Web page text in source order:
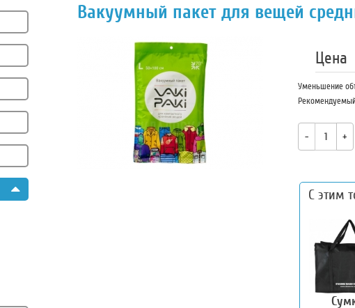
Вакуумный пакет для вещей
Цена
Уменьшение
- +
С этим